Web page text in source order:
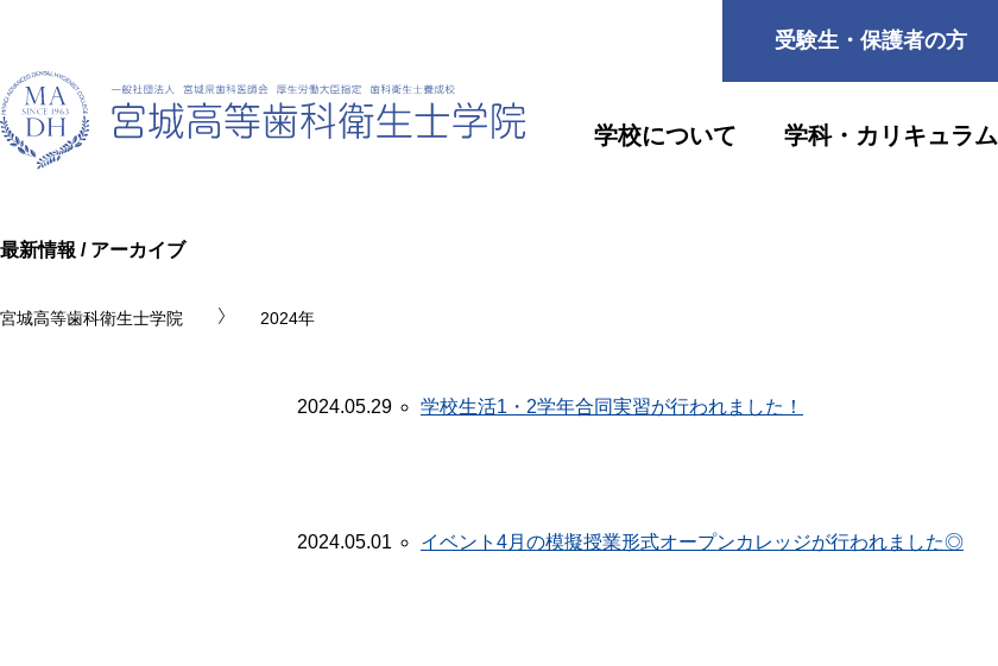
学校について 学科・カリキュラム
受験生・保護者の方
最新情報 / アーカイブ
宮城高等歯科衛生士学院 2024年
2024.05.29 学校生活1・2学年合同実習が行われました！
2024.05.01 イベント 4月の模擬授業形式オープンカレッジが行われました◎